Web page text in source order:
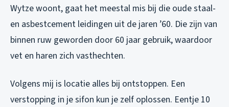
Wytze woont, gaat het meestal mis bij die oude staal-
en asbestcement leidingen uit de jaren ’60. Die zijn van
binnen ruw geworden door 60 jaar gebruik, waardoor
vet en haren zich vasthechten.
Volgens mij is locatie alles bij ontstoppen. Een
verstopping in je sifon kun je zelf oplossen. Eentje 10